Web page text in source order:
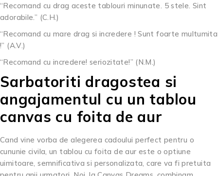
“Recomand cu drag aceste tablouri minunate. 5 stele. Sint
adorabile.” (C.H.)
“Recomand cu mare drag si incredere ! Sunt foarte multumita
!” (A.V.)
“Recomand cu incredere! seriozitate!” (N.M.)
Sarbatoriti dragostea si
angajamentul cu un tablou
canvas cu foita de aur
Cand vine vorba de alegerea cadoului perfect pentru o
cununie civila, un tablou cu foita de aur este o optiune
uimitoare, semnificativa si personalizata, care va fi pretuita